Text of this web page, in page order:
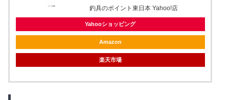
釣具のポイント東日本 Yahoo!店
Yahooショッピング
Amazon
楽天市場